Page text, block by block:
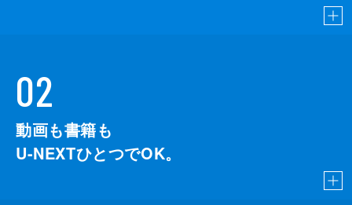
02
動画も書籍も
U-NEXTひとつでOK。